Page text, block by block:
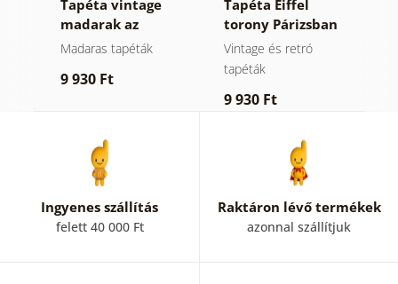
Tapéta vintage
madarak az
ágakon
Madaras tapéták
9 930 Ft
Tapéta Eiffel
torony Párizsban
Vintage és retró
tapéták
9 930 Ft
Ingyenes szállítás
felett 40 000 Ft
Raktáron lévő termékek
azonnal szállítjuk